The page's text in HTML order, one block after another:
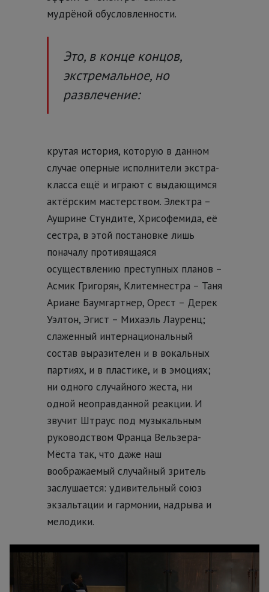
мудрёной обусловленности.
Это, в конце концов,
экстремальное, но
развлечение:
крутая история, которую в данном
случае оперные исполнители экстра-
класса ещё и играют с выдающимся
актёрским мастерством. Электра –
Аушрине Стундите, Хрисофемида, её
сестра, в этой постановке лишь
поначалу противящаяся
осуществлению преступных планов –
Асмик Григорян, Клитемнестра – Таня
Ариане Баумгартнер, Орест – Дерек
Уэлтон, Эгист – Михаэль Лауренц;
слаженный интернациональный
состав выразителен и в вокальных
партиях, и в пластике, и в эмоциях;
ни одного случайного жеста, ни
одной неоправданной реакции. И
звучит Штраус под музыкальным
руководством Франца Вельзера-
Мёста так, что даже наш
воображаемый случайный зритель
заслушается: удивительный союз
экзальтации и гармонии, надрыва и
мелодики.